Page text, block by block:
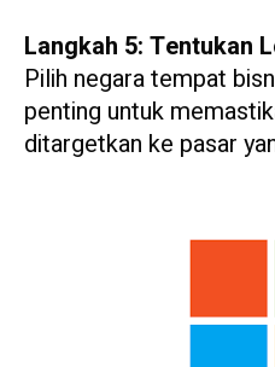
Langkah 5: Tentukan
Pilih negara tempat
penting untuk
ditargetkan ke pasar